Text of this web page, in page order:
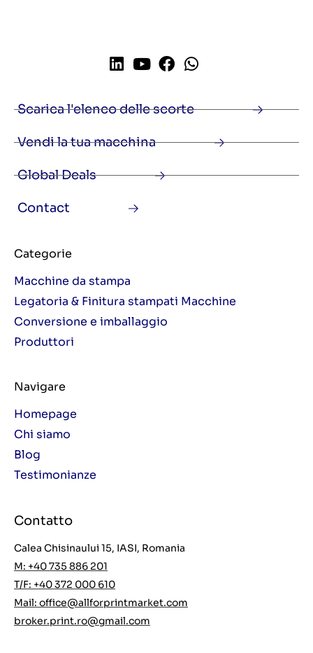
Scarica l'elenco delle scorte
Vendi la tua macchina
Global Deals
Contact
Categorie
Macchine da stampa
Legatoria & Finitura stampati Macchine
Conversione e imballaggio
Produttori
Navigare
Homepage
Chi siamo
Blog
Testimonianze
Contatto
Calea Chisinaului 15, IASI, Romania
M: +40 735 886 201
T/F: +40 372 000 610
Mail: office@allforprintmarket.com
broker.print.ro@gmail.com